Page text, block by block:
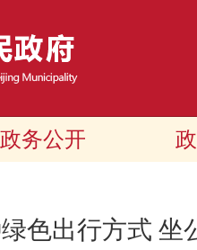
政务公开
色出行方式 坐